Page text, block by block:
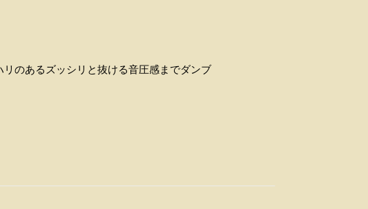
のあるズッシリと抜ける音圧感までダンブ